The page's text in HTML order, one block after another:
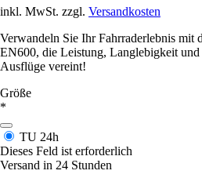
inkl. MwSt. zzgl. Versandkosten
Verwandeln Sie Ihr Fahrraderlebnis mit
EN600, die Leistung, Langlebigkeit
Ausflüge vereint!
Größe
*
TU 24h
Dieses Feld ist erforderlich
Versand in 24 Stunden